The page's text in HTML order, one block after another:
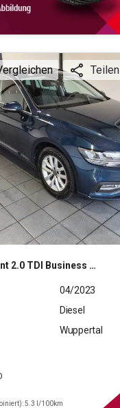
TDI Business (EURO 6d)
Teilen
04/2023
Diesel
Wuppertal
5.3 l/100km